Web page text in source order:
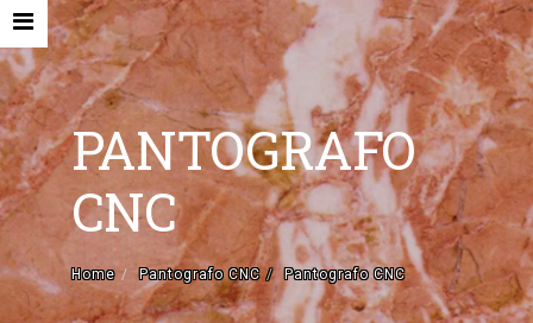
AZIENDA
PANTOGRAFO
CNC
Home Pantografo CNC Pantografo CNC